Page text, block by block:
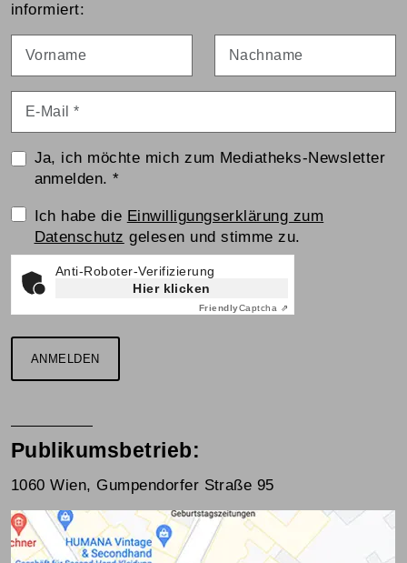
informiert:
Ja, ich möchte mich zum Mediatheks-Newsletter
anmelden.*
Einwilligungserklärung
Ich habe die Einwilligungserklärung zum
Datenschutz gelesen und stimme zu.
Anti-Roboter-Verifizierung
Hier klicken
FriendlyCaptcha ⇗
ANMELDEN
Publikumsbetrieb:
1060 Wien, Gumpendorfer Straße 95